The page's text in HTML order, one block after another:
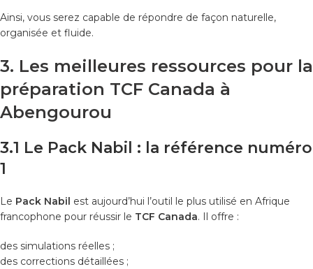
Ainsi, vous serez capable de répondre de façon naturelle,
organisée et fluide.
3. Les meilleures ressources pour la
préparation TCF Canada à
Abengourou
3.1 Le Pack Nabil : la référence numéro
1
Le Pack Nabil est aujourd’hui l’outil le plus utilisé en Afrique
francophone pour réussir le TCF Canada. Il offre :
des simulations réelles ;
des corrections détaillées ;